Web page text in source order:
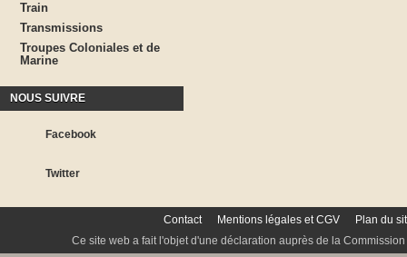
Train
Transmissions
Troupes Coloniales et de
Marine
NOUS SUIVRE
Facebook
Twitter
Contact Mentions légales et CGV
Plan du
Ce site web a fait l'objet d'une déclaration auprès de la